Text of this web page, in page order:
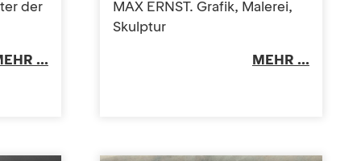
der
...
MAX ERNST. Grafik, Malerei,
Skulptur
MEHR ...